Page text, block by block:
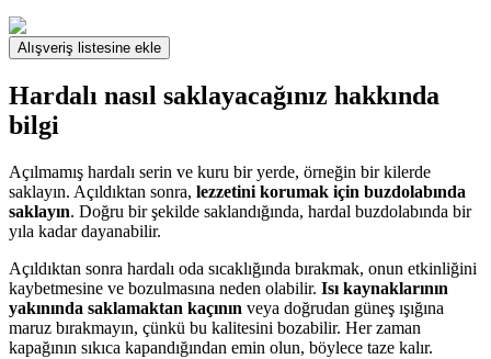
Alışveriş listesine ekle
Hardalı nasıl saklayacağınız hakkında
bilgi
Açılmamış hardalı serin ve kuru bir yerde, örneğin bir kilerde
saklayın. Açıldıktan sonra, lezzetini korumak için buzdolabında
saklayın. Doğru bir şekilde saklandığında, hardal buzdolabında bir
yıla kadar dayanabilir.
Açıldıktan sonra hardalı oda sıcaklığında bırakmak, onun etkinliğini
kaybetmesine ve bozulmasına neden olabilir. Isı kaynaklarının
yakınında saklamaktan kaçının veya doğrudan güneş ışığına
maruz bırakmayın, çünkü bu kalitesini bozabilir. Her zaman
kapağının sıkıca kapandığından emin olun, böylece taze kalır.